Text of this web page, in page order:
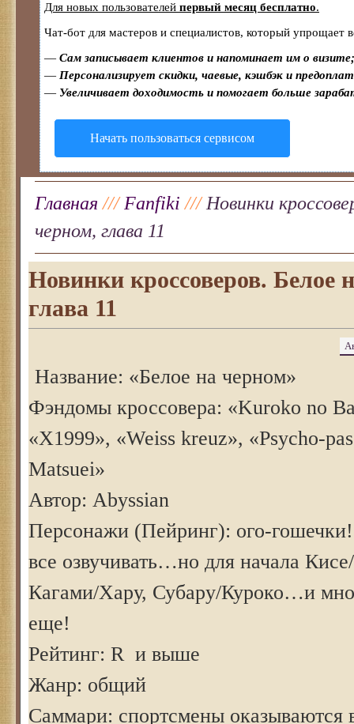
Для новых пользователей первый месяц бесплатно.
Чат-бот для мастеров и специалистов, который упрощает
— Сам записывает клиентов и напоминает им о визите;
— Персонализирует скидки, чаевые, кэшбэк и
— Увеличивает доходимость и помогает больше
Начать пользоваться сервисом
Главная /// Fanfiki /// Новинки
черном, глава 11
Новинки кроссоверов. Белое
глава 11
Название: «Белое на черном»
Фэндомы кроссовера: «Kuroko no
«Х1999», «Weiss kreuz», «Psycho-
Matsuei»
Автор: Abyssian
Персонажи (Пейринг): ого-гошечки!
все озвучивать…но для начала
Кагами/Хару, Субару/Куроко…и
еще!
Рейтинг: R и выше
Жанр: общий
Саммари: спортсмены оказываются